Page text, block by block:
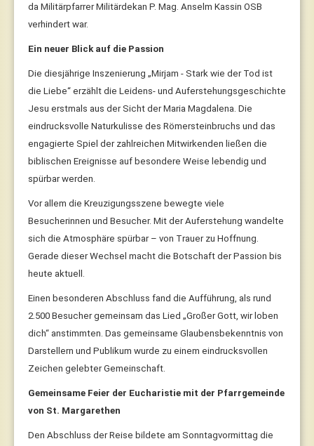
da Militärpfarrer Militärdekan P. Mag. Anselm Kassin OSB
verhindert war.
Ein neuer Blick auf die Passion
Die diesjährige Inszenierung „Mirjam - Stark wie der Tod ist
die Liebe“ erzählt die Leidens- und Auferstehungsgeschichte
Jesu erstmals aus der Sicht der Maria Magdalena. Die
eindrucksvolle Naturkulisse des Römersteinbruchs und das
engagierte Spiel der zahlreichen Mitwirkenden ließen die
biblischen Ereignisse auf besondere Weise lebendig und
spürbar werden.
Vor allem die Kreuzigungsszene bewegte viele
Besucherinnen und Besucher. Mit der Auferstehung wandelte
sich die Atmosphäre spürbar – von Trauer zu Hoffnung.
Gerade dieser Wechsel macht die Botschaft der Passion bis
heute aktuell.
Einen besonderen Abschluss fand die Aufführung, als rund
2.500 Besucher gemeinsam das Lied „Großer Gott, wir loben
dich“ anstimmten. Das gemeinsame Glaubensbekenntnis von
Darstellern und Publikum wurde zu einem eindrucksvollen
Zeichen gelebter Gemeinschaft.
Gemeinsame Feier der Eucharistie mit der Pfarrgemeinde
von St. Margarethen
Den Abschluss der Reise bildete am Sonntagvormittag die